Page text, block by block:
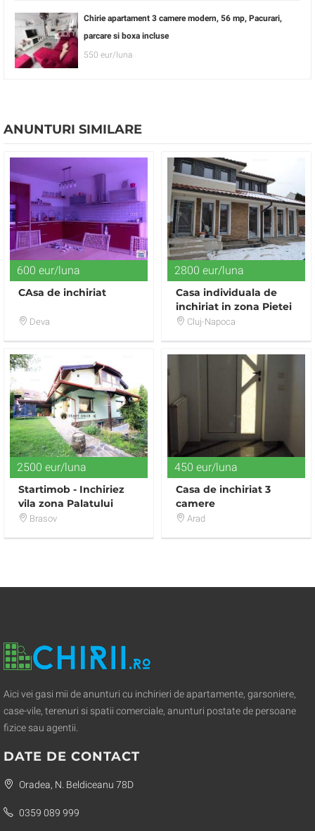
Chirie apartament 3 camere modern, 56 mp, Pacurari,
parcare si boxa incluse
550 eur/luna
ANUNTURI SIMILARE
600 eur/luna
CAsa de inchiriat
Deva
2800 eur/luna
Casa individuala de
inchiriat in zona Pietei
Cipariu
Cluj-Napoca
2500 eur/luna
Startimob - Inchiriez
vila zona Palatului
Stirbey Brasov
Brasov
450 eur/luna
Casa de inchiriat 3
camere
Arad
Aici vei gasi mii de anunturi cu inchirieri de apartamente, garsoniere,
case-vile, terenuri si spatii comerciale, anunturi postate de persoane
fizice sau agentii.
DATE DE CONTACT
Oradea, N. Beldiceanu 78D
0359 089 999